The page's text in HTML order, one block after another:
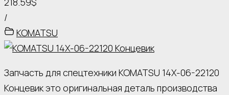
/
KOMATSU
Запчасть для спецтехники KOMATSU 14X-06-22120
Концевик это оригинальная деталь производства